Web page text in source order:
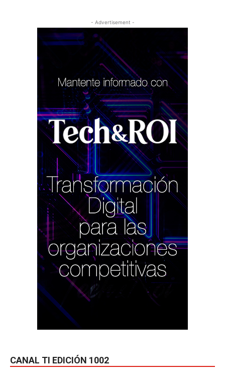
- Advertisement -
CANAL TI EDICIÓN 1002